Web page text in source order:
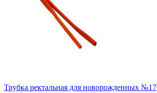
Трубка ректальная для новорожденных №17